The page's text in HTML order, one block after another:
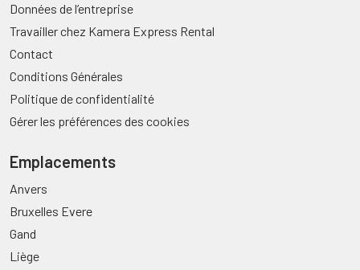
Données de l’entreprise
Travailler chez Kamera Express Rental
Contact
Conditions Générales
Politique de confidentialité
Gérer les préférences des cookies
Emplacements
Anvers
Bruxelles Evere
Gand
Liège